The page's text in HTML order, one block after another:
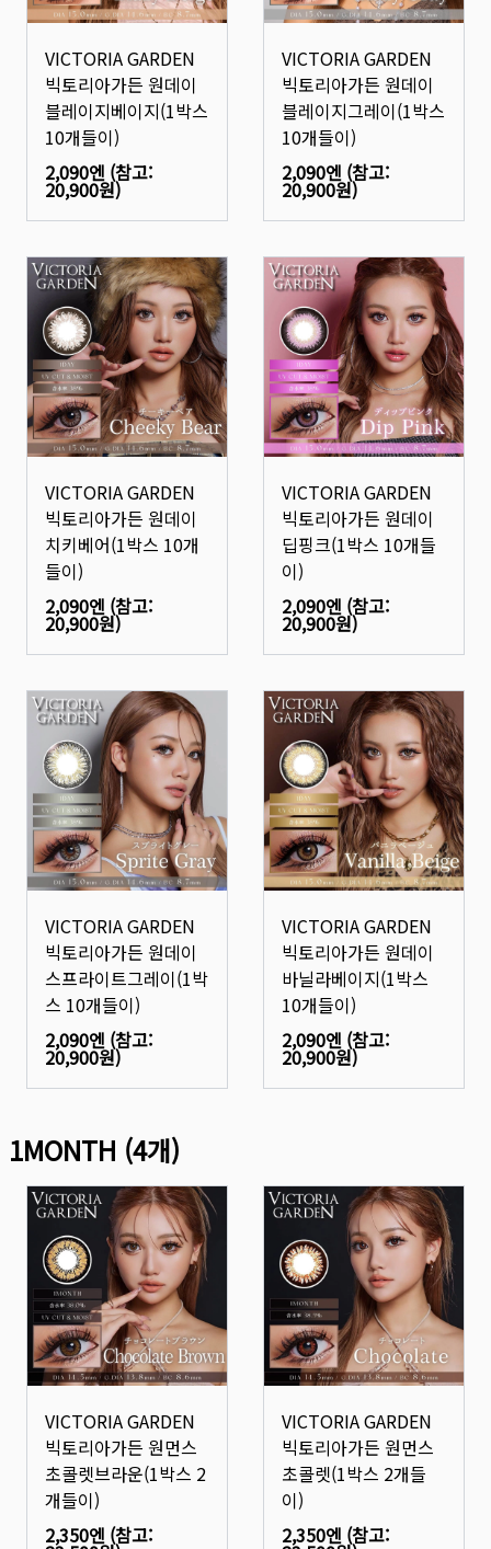
VICTORIA GARDEN
빅토리아가든 원데이
블레이지베이지(1박스
10개들이)
2,090엔 (참고:
20,900원)
VICTORIA GARDEN
빅토리아가든 원데이
블레이지그레이(1박스
10개들이)
2,090엔 (참고:
20,900원)
VICTORIA GARDEN
빅토리아가든 원데이
치키베어(1박스 10개
들이)
2,090엔 (참고:
20,900원)
VICTORIA GARDEN
빅토리아가든 원데이
딥핑크(1박스 10개들
이)
2,090엔 (참고:
20,900원)
VICTORIA GARDEN
빅토리아가든 원데이
스프라이트그레이(1박
스 10개들이)
2,090엔 (참고:
20,900원)
VICTORIA GARDEN
빅토리아가든 원데이
바닐라베이지(1박스
10개들이)
2,090엔 (참고:
20,900원)
1MONTH (4개)
VICTORIA GARDEN
빅토리아가든 원먼스
초콜렛브라운(1박스 2
개들이)
2,350엔 (참고:
VICTORIA GARDEN
빅토리아가든 원먼스
초콜렛(1박스 2개들
이)
2,350엔 (참고: